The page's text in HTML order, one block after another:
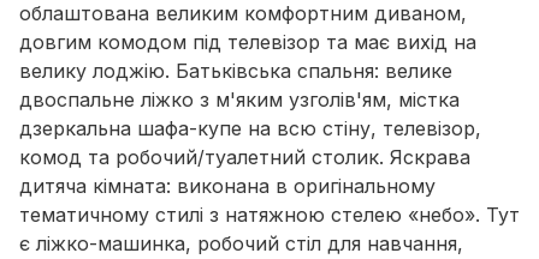
облаштована великим комфортним диваном,
довгим комодом під телевізор та має вихід на
велику лоджію. Батьківська спальня: велике
двоспальне ліжко з м'яким узголів'ям, містка
дзеркальна шафа-купе на всю стіну, телевізор,
комод та робочий/туалетний столик. Яскрава
дитяча кімната: виконана в оригінальному
тематичному стилі з натяжною стелею «небо». Тут
є ліжко-машинка, робочий стіл для навчання,